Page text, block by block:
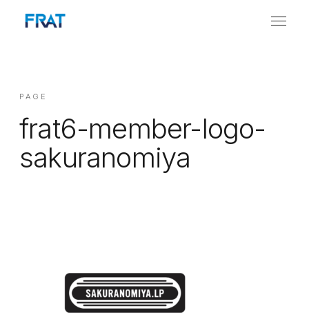
PAGE
frat6-member-logo-
sakuranomiya